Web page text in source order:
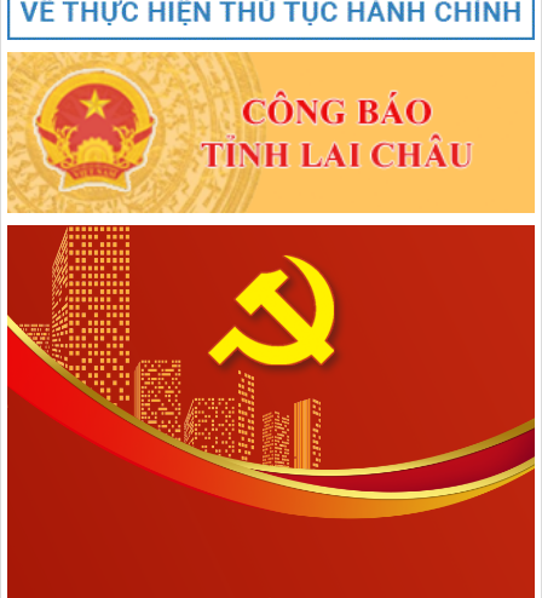
QUỐC HỘI: Về việc sắp xếp các đơn vị hành chính cấp xã của tỉnh
Lai Châu năm 2025
lượt xem: 66 | lượt tải:46